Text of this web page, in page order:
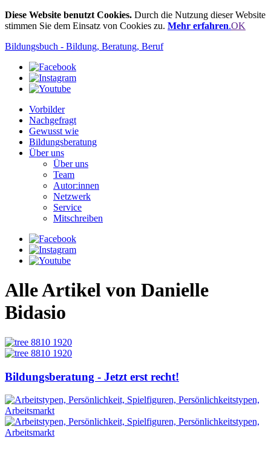
Diese Website benutzt Cookies. Durch die Nutzung dieser Website
stimmen Sie dem Einsatz von Cookies zu. Mehr erfahren.OK
Bildungsbuch - Bildung, Beratung, Beruf
Vorbilder
Nachgefragt
Gewusst wie
Bildungsberatung
Über uns
Über uns
Team
Autor:innen
Netzwerk
Service
Mitschreiben
Alle Artikel von Danielle
Bidasio
Bildungsberatung - Jetzt erst recht!